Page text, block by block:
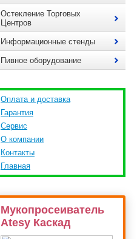
Остекление Торговых
Центров
Информационные стенды
Пивное оборудование
Оплата и доставка
Гарантия
Сервис
О компании
Контакты
Главная
Мукопросеиватель
Atesy Каскад